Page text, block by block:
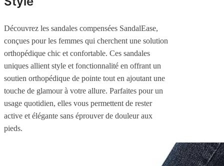
Découvrez les sandales compensées SandalEase,
conçues pour les femmes qui cherchent une solution
orthopédique chic et confortable. Ces sandales
uniques allient style et fonctionnalité en offrant un
soutien orthopédique de pointe tout en ajoutant une
touche de glamour à votre allure. Parfaites pour un
usage quotidien, elles vous permettent de rester
active et élégante sans éprouver de douleur aux
pieds.